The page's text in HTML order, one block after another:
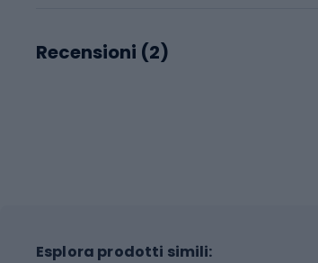
Recensioni (2)
Esplora prodotti simili: